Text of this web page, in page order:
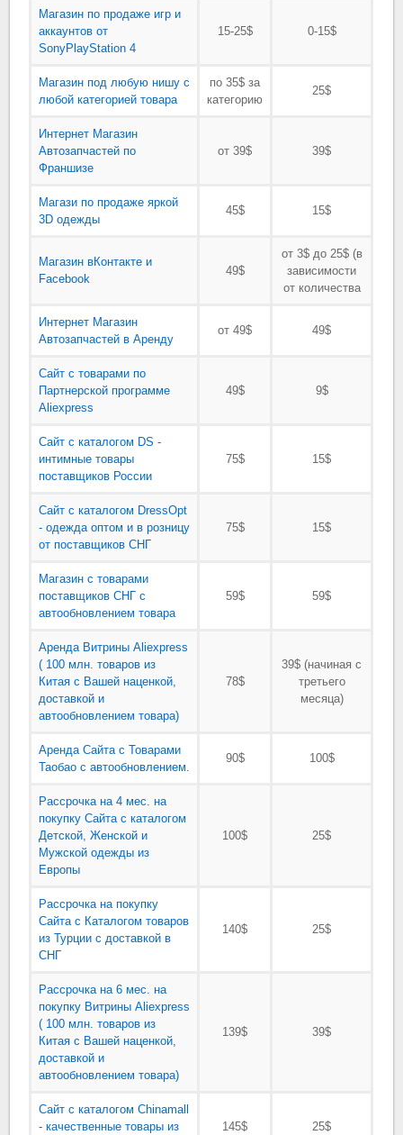
Магазин по продаже игр и
аккаунтов от
SonyPlayStation 4
15-25$ 0-15$
Магазин под любую нишу с
любой категорией товара
по 35$ за
категорию
25$
Интернет Магазин
Автозапчастей по
Франшизе
от 39$ 39$
Магази по продаже яркой
3D одежды
45$ 15$
Магазин вКонтакте и
Facebook
49$
от 3$ до 25$ (в
зависимости
от количества
Интернет Магазин
Автозапчастей в Аренду
от 49$ 49$
Сайт с товарами по
Партнерской программе
Aliexpress
49$ 9$
Сайт с каталогом DS -
интимные товары
поставщиков России
75$ 15$
Сайт с каталогом DressOpt
- одежда оптом и в розницу
от поставщиков СНГ
75$ 15$
Магазин с товарами
поставщиков СНГ с
автообновлением товара
59$ 59$
Аренда Витрины Aliexpress
( 100 млн. товаров из
Китая с Вашей наценкой,
доставкой и
автообновлением товара)
78$
39$ (начиная с
третьего
месяца)
Аренда Сайта с Товарами
Таобао с автообновлением.
90$ 100$
Рассрочка на 4 мес. на
покупку Сайта с каталогом
Детской, Женской и
Мужской одежды из
Европы
100$ 25$
Рассрочка на покупку
Сайта с Каталогом товаров
из Турции с доставкой в
СНГ
140$ 25$
Рассрочка на 6 мес. на
покупку Витрины Aliexpress
( 100 млн. товаров из
Китая с Вашей наценкой,
доставкой и
автообновлением товара)
139$ 39$
Сайт с каталогом Chinamall
- качественные товары из
145$ 25$